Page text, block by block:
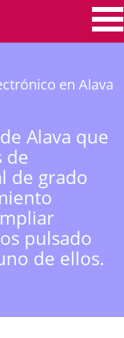
en Alava
Alava que
de
de grado
pulsado
de ellos.